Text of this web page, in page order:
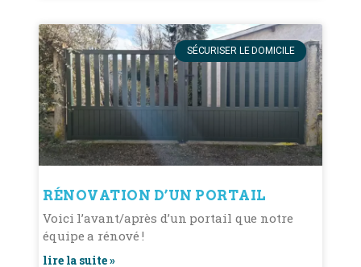
SÉCURISER LE DOMICILE
RÉNOVATION D’UN PORTAIL
Voici l’avant/après d’un portail que notre
équipe a rénové !
lire la suite »